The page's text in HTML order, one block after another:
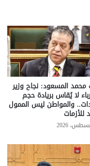
محمد المسعود: نجاح وزير
لا يُقاس بريادة حجم
والمواطن ليس الممول
للأزمات